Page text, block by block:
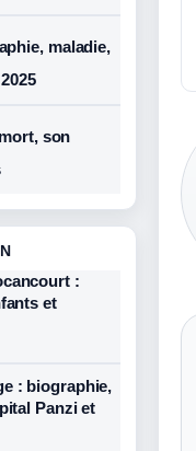
maladie,
son
:
et
: biographie,
Panzi et